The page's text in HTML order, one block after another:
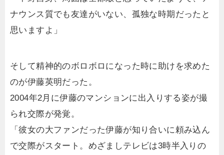
ナウンス質でも友達がいない、孤独な時期だったと
思いますよ」
そして精神的のボロボロになった時に助けを求めた
のが伊藤英明だった。
2004年2月に伊藤のマンションに出入りする姿が撮
られ交際が発覚。
「彼女の大ファンだった伊藤が知り合いに頼み込ん
で交際がスタート。めざましテレビは3時半入りの